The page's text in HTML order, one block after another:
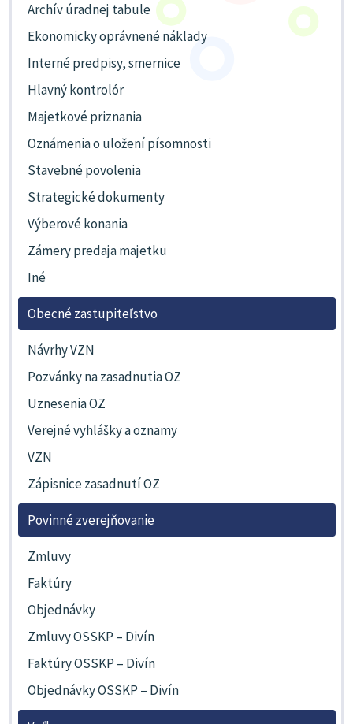
Archív úradnej tabule
Ekonomicky oprávnené náklady
Interné predpisy, smernice
Hlavný kontrolór
Majetkové priznania
Oznámenia o uložení písomnosti
Stavebné povolenia
Strategické dokumenty
Výberové konania
Zámery predaja majetku
Iné
Obecné zastupiteľstvo
Návrhy VZN
Pozvánky na zasadnutia OZ
Uznesenia OZ
Verejné vyhlášky a oznamy
VZN
Zápisnice zasadnutí OZ
Povinné zverejňovanie
Zmluvy
Faktúry
Objednávky
Zmluvy OSSKP – Divín
Faktúry OSSKP – Divín
Objednávky OSSKP – Divín